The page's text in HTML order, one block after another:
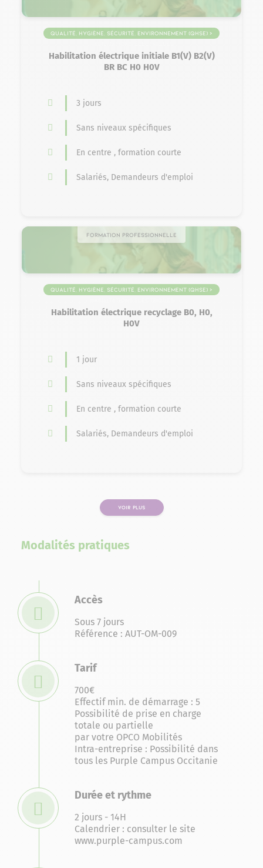
Qualité, Hygiène, Sécurité, Environnement (QHSE) >
Habilitation électrique initiale B1(V) B2(V)
BR BC H0 H0V
3 jours
Sans niveaux spécifiques
En centre , formation courte
Salariés, Demandeurs d'emploi
Formation professionnelle
Qualité, Hygiène, Sécurité, Environnement (QHSE) >
Habilitation électrique recyclage B0, H0,
H0V
1 jour
Sans niveaux spécifiques
En centre , formation courte
Salariés, Demandeurs d'emploi
VOIR PLUS
Modalités pratiques
Accès
Sous 7 jours
Référence : AUT-OM-009
Tarif
700€
Effectif min. de démarrage : 5
Possibilité de prise en charge
totale ou partielle
par votre OPCO Mobilités
Intra-entreprise : Possibilité dans
tous les Purple Campus Occitanie
Durée et rythme
2 jours - 14H
Calendrier : consulter le site
www.purple-campus.com